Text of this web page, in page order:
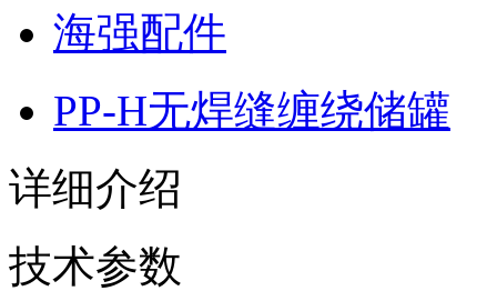
海强配件
PP-H无焊缝缠绕储罐
详细介绍
技术参数